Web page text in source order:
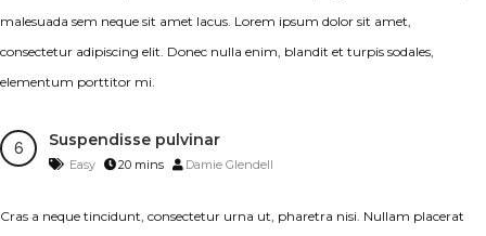
malesuada sem neque sit amet lacus. Lorem ipsum dolor sit amet,
consectetur adipiscing elit. Donec nulla enim, blandit et turpis sodales,
elementum porttitor mi.
Suspendisse pulvinar
Easy 20 mins Damie Glendell
Cras a neque tincidunt, consectetur urna ut, pharetra nisi. Nullam placerat